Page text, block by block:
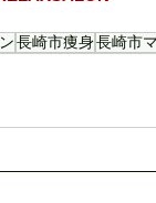
長崎市痩身長崎市